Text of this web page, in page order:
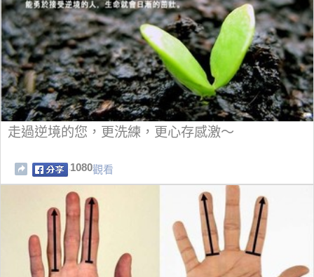
走過逆境的您，更洗練，更心存感激～
1080觀看